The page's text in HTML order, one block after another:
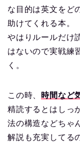
な目的は英文をど
助けてくれる本。
やはりルールだけ
はないので実戦練
く。
この時、 時間など
精読するとはしっ
法の構造などちゃ
解説も充実してる